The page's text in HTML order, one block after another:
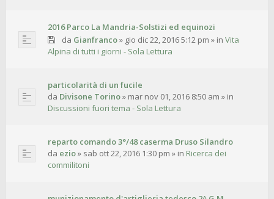
2016 Parco La Mandria-Solstizi ed equinozi
da Gianfranco» gio dic 22, 2016 5:12 pm » in Vita
Alpina di tutti i giorni - Sola Lettura
particolarità di un fucile
da Divisone Torino» mar nov 01, 2016 8:50 am » in
Discussioni fuori tema - Sola Lettura
reparto comando 3°/48 caserma Druso Silandro
da ezio» sab ott 22, 2016 1:30 pm » in Ricerca dei
commilitoni